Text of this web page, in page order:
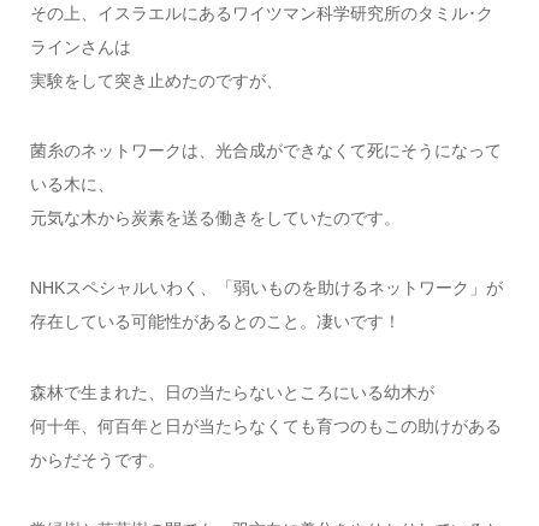
その上、イスラエルにあるワイツマン科学研究所のタミル･ク
ラインさんは
実験をして突き止めたのですが、
菌糸のネットワークは、光合成ができなくて死にそうになって
いる木に、
元気な木から炭素を送る働きをしていたのです。
NHKスペシャルいわく、「弱いものを助けるネットワーク」が
存在している可能性があるとのこと。凄いです！
森林で生まれた、日の当たらないところにいる幼木が
何十年、何百年と日が当たらなくても育つのもこの助けがある
からだそうです。